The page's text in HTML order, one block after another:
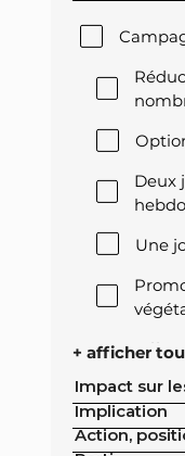
Deux
Une
Offre
+ afficher
Impact sur
Implication
Action,